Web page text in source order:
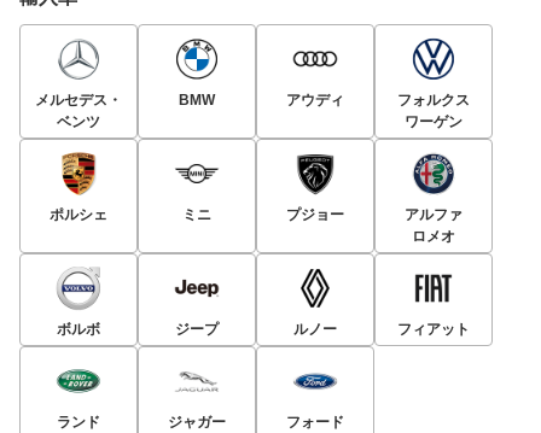
メルセデス・
ベンツ
BMW アウディ
フォルクス
ワーゲン
ポルシェ ミニ プジョー
アルファ
ロメオ
ボルボ ジープ ルノー フィアット
ランド
ジャガー フォード